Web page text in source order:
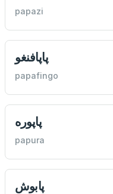
papazi
پاپافنغو
papafingo
پاپوره
papura
پابوش